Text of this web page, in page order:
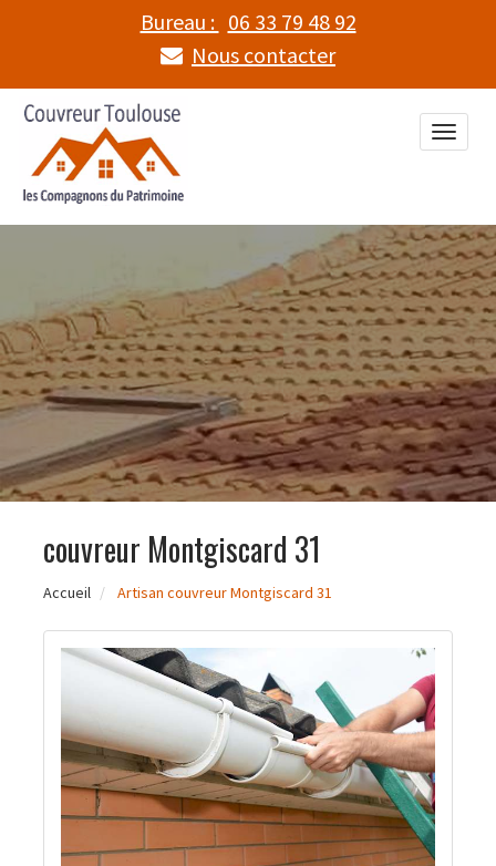
Bureau : 06 33 79 48 92
Nous contacter
Toggle
couvreur Montgiscard 31
Accueil Artisan couvreur Montgiscard 31